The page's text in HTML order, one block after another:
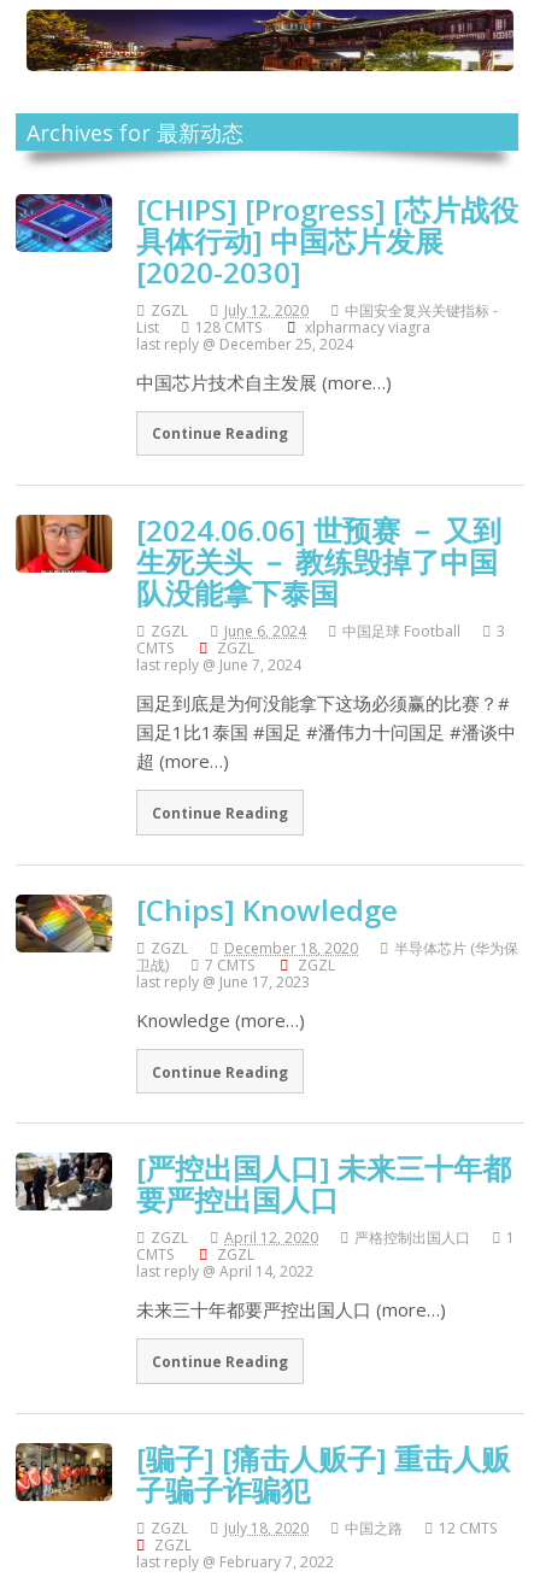
Archives for 最新动态
[CHIPS] [Progress] [芯片战役
具体行动] 中国芯片发展
[2020-2030]
ZGZL July 12, 2020
中国安全复兴关键指标 -
List
128 CMTS
xlpharmacy viagra
last reply @ December 25, 2024
中国芯片技术自主发展 (more…)
Continue Reading
[2024.06.06] 世预赛 － 又到
生死关头 － 教练毁掉了中国
队没能拿下泰国
ZGZL June 6, 2024 中国足球 Football
3
CMTS
ZGZL
last reply @ June 7, 2024
国足到底是为何没能拿下这场必须赢的比赛？#
国足1比1泰国 #国足 #潘伟力十问国足 #潘谈中
超 (more…)
Continue Reading
[Chips] Knowledge
ZGZL December 18, 2020
半导体芯片 (华为保
卫战)
7 CMTS
ZGZL
last reply @ June 17, 2023
Knowledge (more…)
Continue Reading
[严控出国人口] 未来三十年都
要严控出国人口
ZGZL April 12, 2020 严格控制出国人口
1
CMTS
ZGZL
last reply @ April 14, 2022
未来三十年都要严控出国人口 (more…)
Continue Reading
[骗子] [痛击人贩子] 重击人贩
子骗子诈骗犯
ZGZL July 18, 2020 中国之路
12 CMTS
ZGZL
last reply @ February 7, 2022